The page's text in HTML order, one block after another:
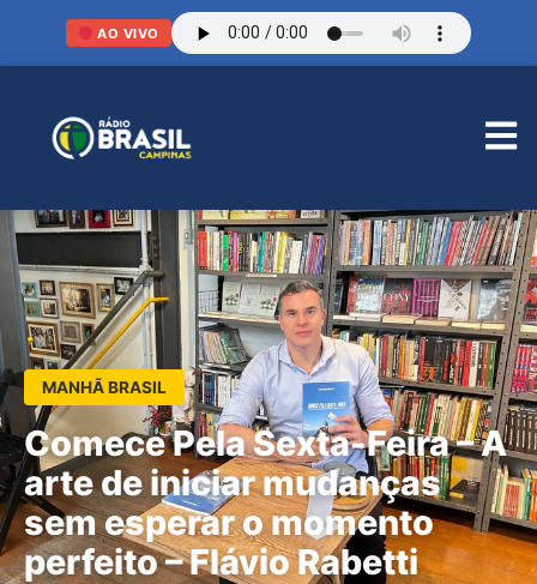
AO VIVO
MANHÃ BRASIL
Comece Pela Sexta-Feira – A
arte de iniciar mudanças
sem esperar o momento
perfeito – Flávio Rabetti